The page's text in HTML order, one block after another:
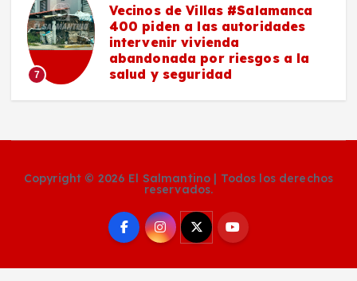
7
Vecinos de Villas #Salamanca
400 piden a las autoridades
intervenir vivienda
abandonada por riesgos a la
salud y seguridad
Copyright © 2026 El Salmantino | Todos los derechos
reservados.